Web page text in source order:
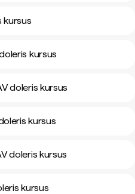
kursus
kursus
doleris kursus
kursus
doleris kursus
kursus